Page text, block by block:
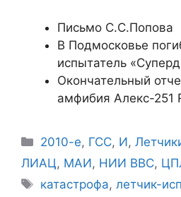
Письмо С.С.Попова
В Подмосковье
испытатель
Окончательный
амфибия Алекс-
Рубрики
2010-е, ГСС, И,
ЛИАЦ, МАИ, НИИ ВВС,
Метки
катастрофа,летчик-